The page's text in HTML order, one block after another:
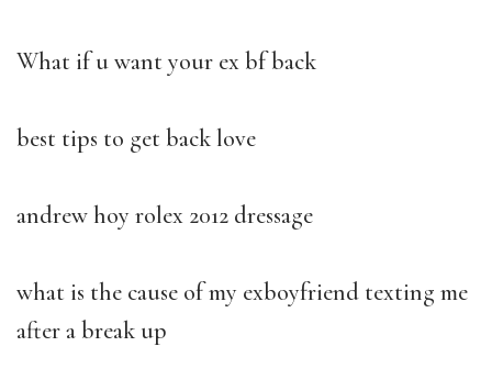
What if u want your ex bf back
best tips to get back love
andrew hoy rolex 2012 dressage
what is the cause of my exboyfriend texting me
after a break up